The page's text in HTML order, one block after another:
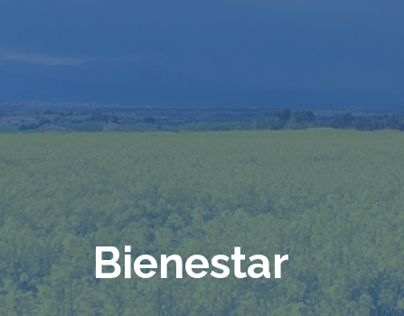
Bienestar